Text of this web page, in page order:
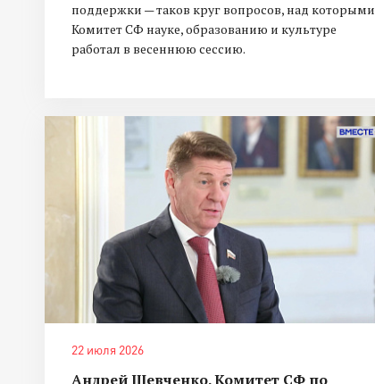
поддержки — таков круг вопросов, над которыми
Комитет СФ науке, образованию и культуре
работал в весеннюю сессию.
22 июля 2026
Андрей Шевченко. Комитет СФ по